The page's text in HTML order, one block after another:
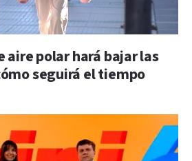
aire polar hará bajar las
seguirá el tiempo